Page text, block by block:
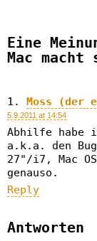
Eine
Mac
Moss (der
5.9.2011 at 14:54
Abhilfe habe
a.k.a. den
27"/i7, Mac
genauso.
Reply
Antworten